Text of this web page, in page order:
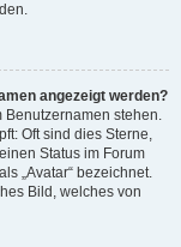
angezeigt werden?
Benutzernamen stehen.
Oft sind dies Sterne,
Status im Forum
„Avatar“ bezeichnet.
Bild, welches von